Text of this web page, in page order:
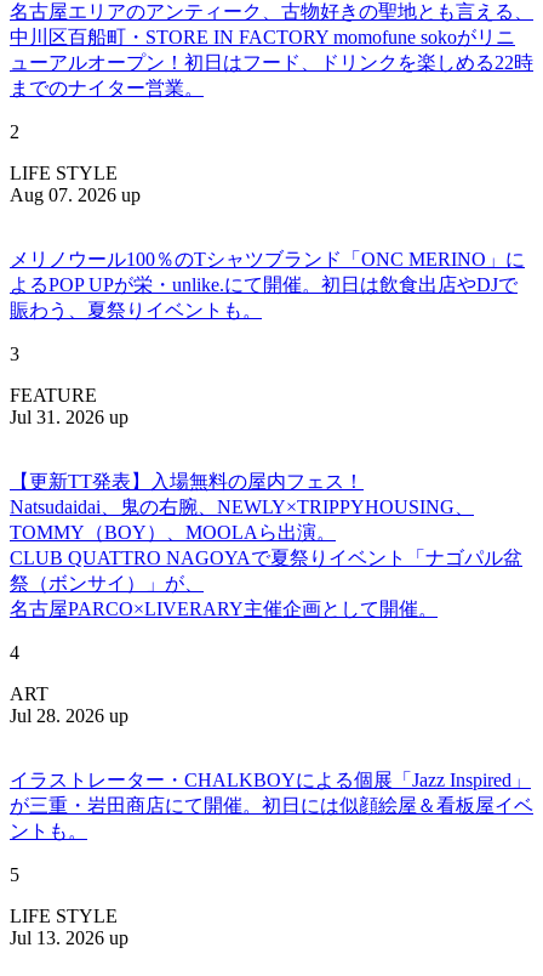
名古屋エリアのアンティーク、古物好きの聖地とも言える、
中川区百船町・STORE IN FACTORY momofune sokoがリニ
ューアルオープン！初日はフード、ドリンクを楽しめる22時
までのナイター営業。
2
LIFE STYLE
Aug 07. 2026 up
メリノウール100％のTシャツブランド「ONC MERINO」に
よるPOP UPが栄・unlike.にて開催。初日は飲食出店やDJで
賑わう、夏祭りイベントも。
3
FEATURE
Jul 31. 2026 up
【更新TT発表】入場無料の屋内フェス！
Natsudaidai、鬼の右腕、NEWLY×TRIPPYHOUSING、
TOMMY（BOY）、MOOLAら出演。
CLUB QUATTRO NAGOYAで夏祭りイベント「ナゴパル盆
祭（ボンサイ）」が、
名古屋PARCO×LIVERARY主催企画として開催。
4
ART
Jul 28. 2026 up
イラストレーター・CHALKBOYによる個展「Jazz Inspired」
が三重・岩田商店にて開催。初日には似顔絵屋＆看板屋イベ
ントも。
5
LIFE STYLE
Jul 13. 2026 up